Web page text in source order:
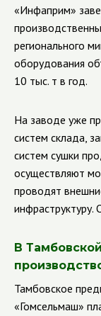
«Инфаприм»
регионального
оборудования
10 тыс. т в год.
На заводе уже
систем склада,
систем сушки
осуществляют
проводят
инфраструктуру.
В
Тамбовское
«Гомсельмаш»